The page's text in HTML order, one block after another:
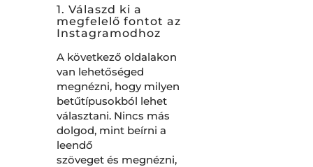
1. Válaszd ki a
megfelelő fontot az
Instagramodhoz
A következő oldalakon
van lehetőséged
megnézni, hogy milyen
betűtípusokból lehet
választani. Nincs más
dolgod, mint beírni a
leendő
szöveget és megnézni,